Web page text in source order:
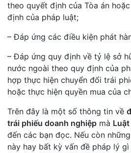
theo quyết định của Tòa án
định của pháp luật;
– Đáp ứng các điều kiện phát
– Đáp ứng quy định về tỷ lệ sở
nước ngoài theo quy định của
hợp thực hiện chuyển đổi trái
hoặc thực hiện quyền mua của
Trên đây là một số thông tin về
trái phiếu doanh nghiệp mà
đến các bạn đọc. Nếu còn
này hay bất kỳ vấn đề pháp lý